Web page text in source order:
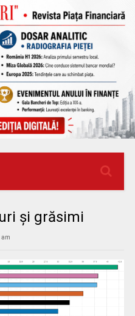
și grăsimi
am